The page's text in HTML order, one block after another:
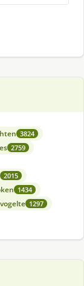
3824
2759
2015
1434
1297